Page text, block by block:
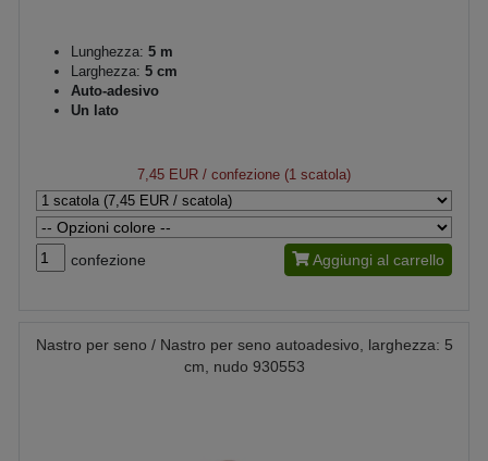
Lunghezza: 5 m
Larghezza: 5 cm
Auto-adesivo
Un lato
7,45 EUR / confezione (1 scatola)
confezione Aggiungi al carrello
Nastro per seno / Nastro per seno autoadesivo, larghezza: 5
cm, nudo 930553